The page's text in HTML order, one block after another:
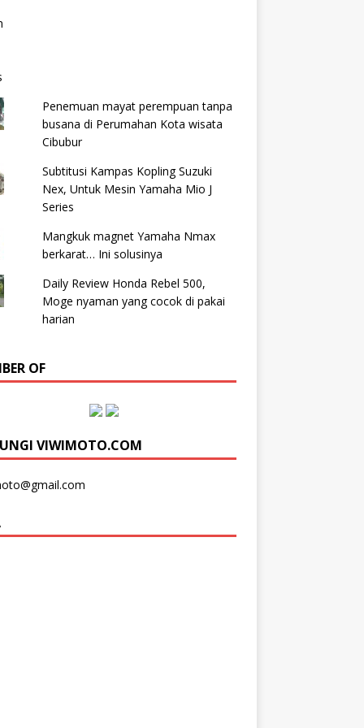
Penemuan mayat perempuan tanpa
busana di Perumahan Kota wisata
Cibubur
Subtitusi Kampas Kopling Suzuki
Nex, Untuk Mesin Yamaha Mio J
Series
Mangkuk magnet Yamaha Nmax
berkarat… Ini solusinya
Daily Review Honda Rebel 500,
Moge nyaman yang cocok di pakai
harian
OF
VIWIMOTO.COM